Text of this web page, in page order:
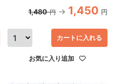
1,480 円 1,450 円
カートに入れる
お気に入り追加